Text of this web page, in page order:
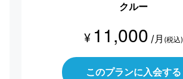
クルー
¥ 11,000 /月 (税込)
このプランに入会する